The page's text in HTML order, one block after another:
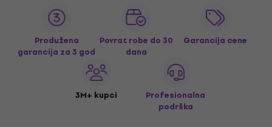
Produžena
garancija za 3 god
Povrat robe do 30
dana
Garancija cene
3M+ kupci
Profesionalna
podrška